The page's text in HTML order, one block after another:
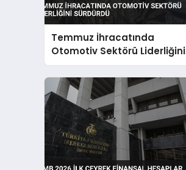
Temmuz İhracatında
Otomotiv Sektörü Liderliğini
Sürdürdü